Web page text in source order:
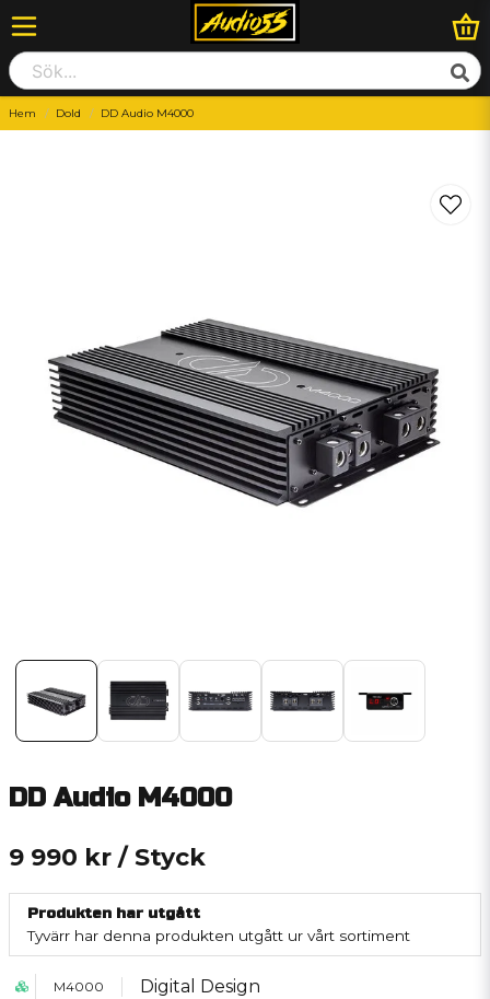
Hem Dold DD Audio M4000
DD Audio M4000
9 990 kr / Styck
Produkten har utgått
Tyvärr har denna produkten utgått ur vårt sortiment
M4000 Digital Design